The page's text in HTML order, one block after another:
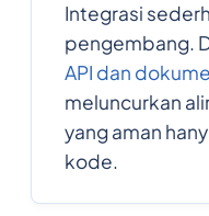
Integrasi
pengembang.
API dan
meluncurkan
yang aman
kode.